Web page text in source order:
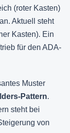
(roter Kasten)
Aktuell steht
Kasten). Ein
für den ADA-
Muster
Pattern.
steht bei
von